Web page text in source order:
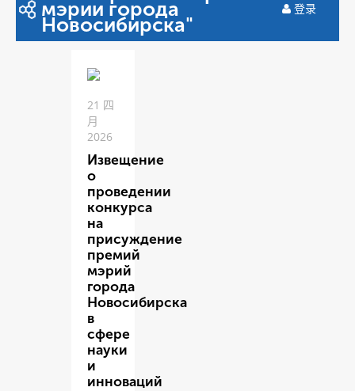
мэрии города
Новосибирска"
登录
21 四
月
2026
Извещение
о
проведении
конкурса
на
присуждение
премий
мэрий
города
Новосибирска
в
сфере
науки
и
инноваций